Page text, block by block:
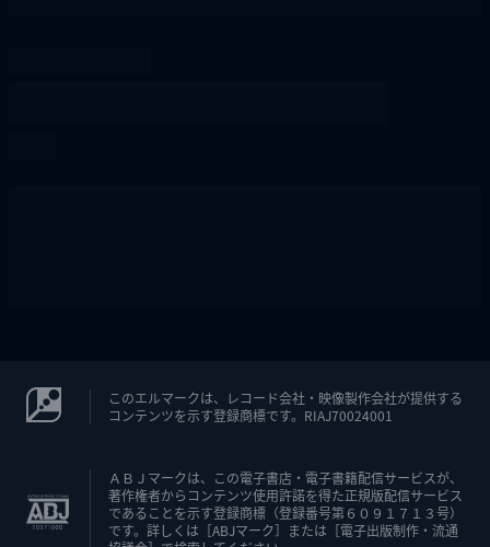
このエルマークは、レコード会社・映像製作会社が提供する
コンテンツを示す登録商標です。RIAJ70024001
ＡＢＪマークは、この電子書店・電子書籍配信サービスが、
著作権者からコンテンツ使用許諾を得た正規版配信サービス
であることを示す登録商標（登録番号第６０９１７１３号）
です。詳しくは［ABJマーク］または［電子出版制作・流通